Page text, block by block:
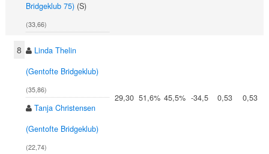
Bridgeklub 75) (S)
(33,66)
8
Linda Thelin
(Gentofte Bridgeklub)
(35,86)
Tanja Christensen
(Gentofte Bridgeklub)
(22,74)
29,30 51,6% 45,5% -34,5 0,53 0,53